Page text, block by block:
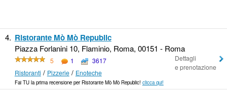
4. Ristorante Mò Mò Republic
Piazza Forlanini 10, Flaminio, Roma, 00151 - Roma
5 1
3617
Ristoranti / Pizzerie/ Enoteche
Dettagli
e prenotazione
Fai TU la prima recensione per Ristorante Mò Mò Republic! clicca qui!